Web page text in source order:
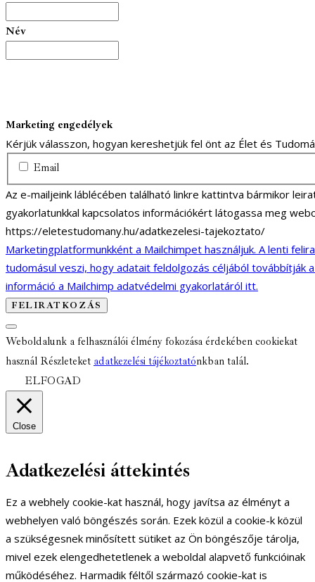
Név
Marketing engedélyek
Kérjük válasszon, hogyan kereshetjük fel önt az Élet és
Email
Az e-mailjeink láblécében található linkre kattintva bármikor
gyakorlatunkkal kapcsolatos információkért látogassa meg
https://eletestudomany.hu/adatkezelesi-tajekoztato/
Marketingplatformunkként a Mailchimpet használjuk. A lenti
tudomásul veszi, hogy adatait feldolgozás céljából továbbítják
információ a Mailchimp adatvédelmi gyakorlatáról itt.
Weboldalunk a felhasználói élmény fokozása érdekében cookiekat
használ Részleteket adatkezelési tájékoztatónkban talál.
ELFOGAD
Close
Adatkezelési áttekintés
Ez a webhely cookie-kat használ, hogy javítsa az élményt a
webhelyen való böngészés során. Ezek közül a cookie-k közül
a szükségesnek minősített sütiket az Ön böngészője tárolja,
mivel ezek elengedhetetlenek a weboldal alapvető funkcióinak
működéséhez. Harmadik féltől származó cookie-kat is